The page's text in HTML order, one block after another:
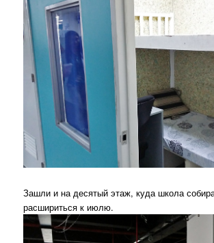
Зашли и на десятый этаж, куда школа
расшириться к июлю.